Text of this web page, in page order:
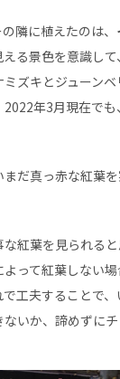
隣に植えたのは、
る景色を意識し
ズキとジューンベ
年3月現在でも
だ真っ赤な紅葉
紅葉を見られる
って紅葉しない
工夫することで
いか、諦めずに